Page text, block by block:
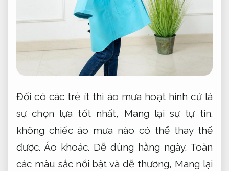
Đối có các trẻ ít thì áo mưa hoạt hình cứ là
sự chọn lựa tốt nhất, Mang lại sự tự tin.
không chiếc áo mưa nào có thể thay thế
được.Áo khoác. Dễ dùng hằng ngày. Toàn
các màu sắc nổi bật và dễ thương, Mang lại